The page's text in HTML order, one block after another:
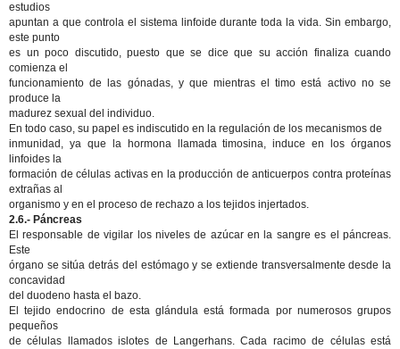
estudios
apuntan a que controla el sistema linfoide durante toda la vida. Sin embargo,
este punto
es un poco discutido, puesto que se dice que su acción finaliza cuando
comienza el
funcionamiento de las gónadas, y que mientras el timo está activo no se
produce la
madurez sexual del individuo.
En todo caso, su papel es indiscutido en la regulación de los mecanismos de
inmunidad, ya que la hormona llamada timosina, induce en los órganos
linfoides la
formación de células activas en la producción de anticuerpos contra proteínas
extrañas al
organismo y en el proceso de rechazo a los tejidos injertados.
2.6.- Páncreas
El responsable de vigilar los niveles de azúcar en la sangre es el páncreas.
Este
órgano se sitúa detrás del estómago y se extiende transversalmente desde la
concavidad
del duodeno hasta el bazo.
El tejido endocrino de esta glándula está formada por numerosos grupos
pequeños
de células llamados islotes de Langerhans. Cada racimo de células está